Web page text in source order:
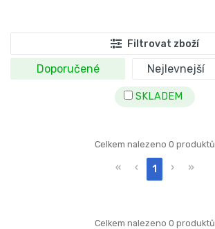
Filtrovat zboží
Doporučené Nejlevnejší
SKLADEM
Celkem nalezeno 0 produktů
« ‹ 1 › »
Celkem nalezeno 0 produktů